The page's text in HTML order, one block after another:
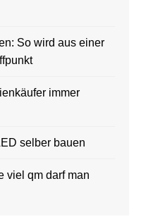
So wird aus einer
immer
selber bauen
viel qm darf man